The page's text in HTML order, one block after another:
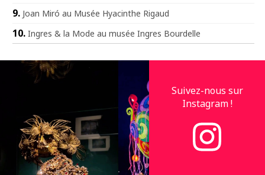
Joan Miró au Musée Hyacinthe Rigaud
Ingres & la Mode au musée Ingres Bourdelle
Suivez-nous sur
Instagram !